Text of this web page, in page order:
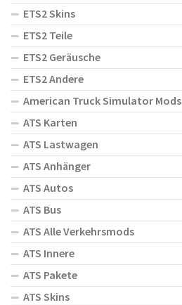
ETS2 Skins
ETS2 Teile
ETS2 Geräusche
ETS2 Andere
American Truck Simulator Mods
ATS Karten
ATS Lastwagen
ATS Anhänger
ATS Autos
ATS Bus
ATS Alle Verkehrsmods
ATS Innere
ATS Pakete
ATS Skins